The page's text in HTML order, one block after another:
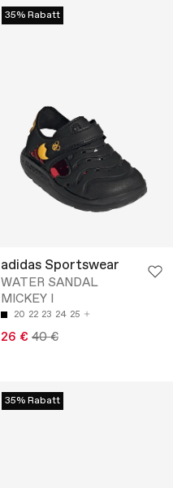
35% Rabatt
adidas Sportswear
WATER SANDAL
MICKEY I
20 22 23 24 25
26 € 40 €
35% Rabatt